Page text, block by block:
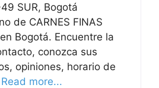
SUR, Bogotá
de CARNES FINAS
Bogotá. Encuentre la
conozca sus
opiniones, horario de
Read more...